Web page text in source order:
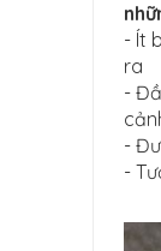
- Ít
ra
-
-
-